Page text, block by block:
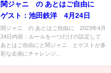
関ジャニ∞の あとはご自由に
ゲスト：池田鉄洋 4月24日
関ジャニ∞の あとはご自由に 2023年4月
24日内容：ルールを一つだけの設定して
あとはご自由にと関ジャニ∞とゲストが多
彩な企画にチャレンジ...